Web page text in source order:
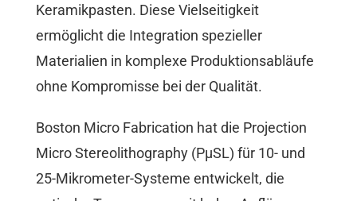
Keramikpasten. Diese Vielseitigkeit
ermöglicht die Integration spezieller
Materialien in komplexe Produktionsabläufe
ohne Kompromisse bei der Qualität.
Boston Micro Fabrication hat die Projection
Micro Stereolithography (PµSL) für 10- und
25-Mikrometer-Systeme entwickelt, die